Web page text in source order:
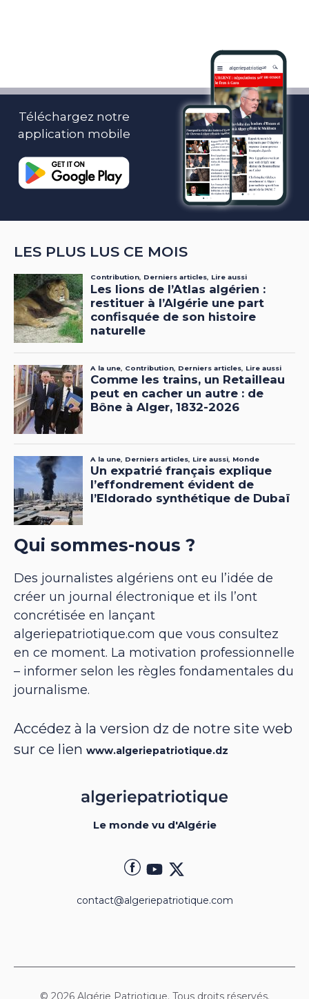
Téléchargez notre
application mobile
LES PLUS LUS CE MOIS
Qui sommes-nous ?
Des journalistes algériens ont eu l’idée de
créer un journal électronique et ils l’ont
concrétisée en lançant
algeriepatriotique.com que vous consultez
en ce moment. La motivation professionnelle
– informer selon les règles fondamentales du
journalisme.
Accédez à la version dz de notre site web
sur ce lien www.algeriepatriotique.dz
Le monde vu d'Algérie
contact@algeriepatriotique.com
© 2026 Algérie Patriotique. Tous droits réservés.